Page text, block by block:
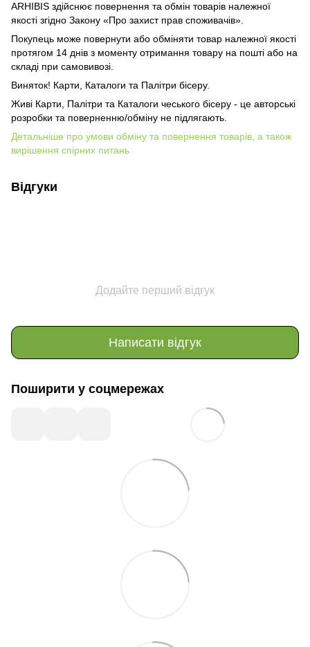
ARHIBIS здійснює повернення та обмін товарів належної
якості згідно Закону «Про захист прав споживачів».
Покупець може повернути або обміняти товар належної якості
протягом 14 днів з моменту отримання товару на пошті або на
складі при самовивозі.
Виняток! Карти, Каталоги та Палітри бісеру.
Живі Карти, Палітри та Каталоги чеського бісеру - це авторські
розробки та поверненню/обміну не підлягають.
Детальніше про умови обміну та повернення товарів, а також
вирішення спірних питань
Відгуки
Додайте перший відгук
Написати відгук
Поширити у соцмережах